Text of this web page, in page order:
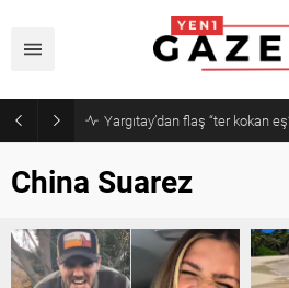
Narin cinayetinde amcadan
China Suarez